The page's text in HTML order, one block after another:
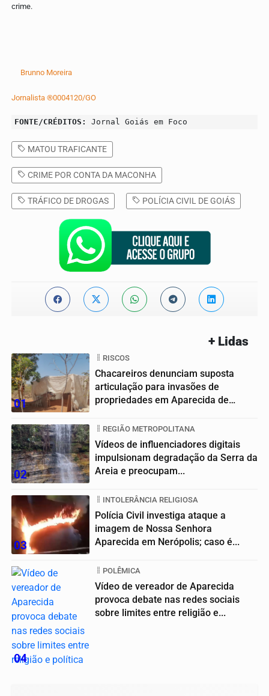
crime.
Brunno Moreira
Jornalista ®0004120/GO
FONTE/CRÉDITOS: Jornal Goiás em Foco
MATOU TRAFICANTE
CRIME POR CONTA DA MACONHA
TRÁFICO DE DROGAS POLÍCIA CIVIL DE GOIÁS
+ Lidas
01
RISCOS
Chacareiros denunciam suposta
articulação para invasões de
propriedades em Aparecida de
02
REGIÃO METROPOLITANA
Vídeos de influenciadores digitais
impulsionam degradação da Serra da
Areia e preocupam...
03
INTOLERÂNCIA RELIGIOSA
Polícia Civil investiga ataque a
imagem de Nossa Senhora
Aparecida em Nerópolis; caso é...
04
POLÊMICA
Vídeo de vereador de Aparecida
provoca debate nas redes sociais
sobre limites entre religião e...